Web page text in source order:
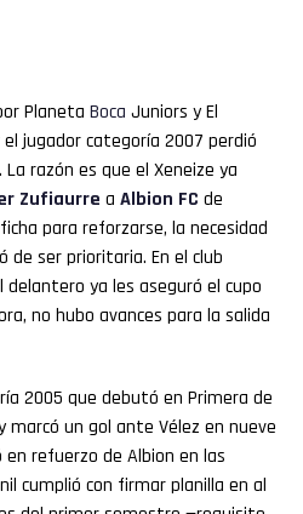
Planeta Boca Juniors y El
jugador categoría 2007 perdió
razón es que el Xeneize ya
Zufiaurre a Albion FC de
para reforzarse, la necesidad
ser prioritaria. En el club
ya les aseguró el cupo
no hubo avances para la salida
2005 que debutó en Primera de
marcó un gol ante Vélez en nueve
refuerzo de Albion en las
cumplió con firmar planilla en al